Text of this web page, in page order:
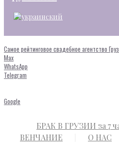
Самое рейтинговое свадебное агентство
Max
WhatsApp
Telegram
Google
БРАК В ГРУЗИИ за 7
ВЕНЧАНИЕ
О НАС